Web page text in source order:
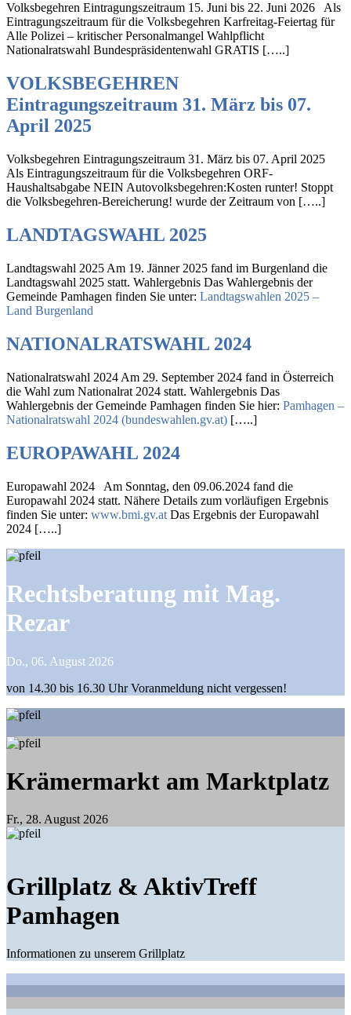
Volksbegehren Eintragungszeitraum 15. Juni bis 22. Juni 2026 Als
Eintragungszeitraum für die Volksbegehren Karfreitag-Feiertag für
Alle Polizei – kritischer Personalmangel Wahlpflicht
Nationalratswahl Bundespräsidentenwahl GRATIS […..]
VOLKSBEGEHREN
Eintragungszeitraum 31. März bis 07.
April 2025
Volksbegehren Eintragungszeitraum 31. März bis 07. April 2025
Als Eintragungszeitraum für die Volksbegehren ORF-
Haushaltsabgabe NEIN Autovolksbegehren:Kosten runter! Stoppt
die Volksbegehren-Bereicherung! wurde der Zeitraum von […..]
LANDTAGSWAHL 2025
Landtagswahl 2025 Am 19. Jänner 2025 fand im Burgenland die
Landtagswahl 2025 statt. Wahlergebnis Das Wahlergebnis der
Gemeinde Pamhagen finden Sie unter: Landtagswahlen 2025 –
Land Burgenland
NATIONALRATSWAHL 2024
Nationalratswahl 2024 Am 29. September 2024 fand in Österreich
die Wahl zum Nationalrat 2024 statt. Wahlergebnis Das
Wahlergebnis der Gemeinde Pamhagen finden Sie hier: Pamhagen –
Nationalratswahl 2024 (bundeswahlen.gv.at) […..]
EUROPAWAHL 2024
Europawahl 2024 Am Sonntag, den 09.06.2024 fand die
Europawahl 2024 statt. Nähere Details zum vorläufigen Ergebnis
finden Sie unter: www.bmi.gv.at Das Ergebnis der Europawahl
2024 […..]
Rechtsberatung mit Mag.
Rezar
Do., 06. August 2026
von 14.30 bis 16.30 Uhr Voranmeldung nicht vergessen!
Krämermarkt am Marktplatz
Fr., 28. August 2026
Grillplatz & AktivTreff
Pamhagen
Informationen zu unserem Grillplatz